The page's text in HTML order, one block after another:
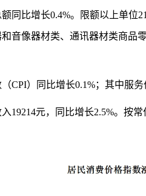
同比增长0.4%。限额以上单位21
音像器材类、通讯器材类商品
CPI）同比增长0.1%；其中服
19214元，同比增长2.5%。按常